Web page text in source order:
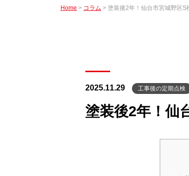
Home コラム 塗装後2年！仙台市宮城野区S
2025.11.29 工事後の定期点検
塗装後2年！仙